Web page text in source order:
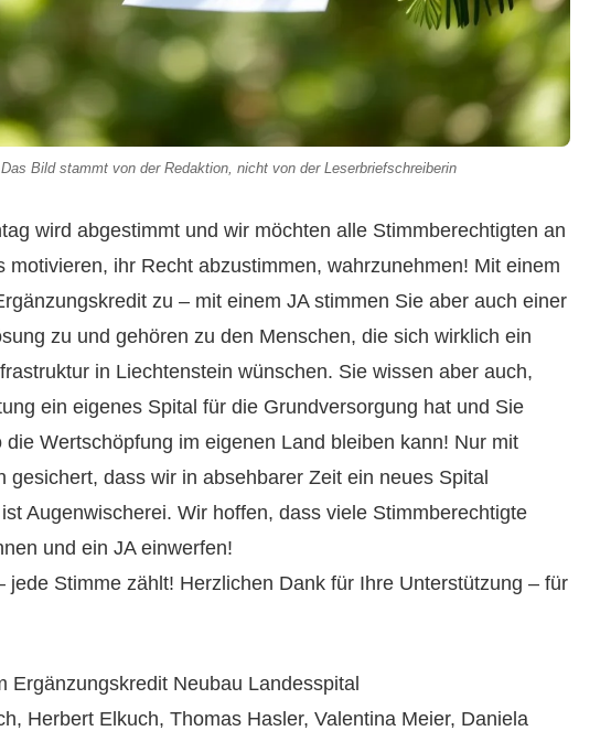
Bild stammt von der Redaktion, nicht von der Leserbriefschreiberin
wird abgestimmt und wir möchten alle Stimmberechtigten an
motivieren, ihr Recht abzustimmen, wahrzunehmen! Mit einem
zu – mit einem JA stimmen Sie aber auch einer
zu und gehören zu den Menschen, die sich wirklich ein
in Liechtenstein wünschen. Sie wissen aber auch,
ein eigenes Spital für die Grundversorgung hat und Sie
Wertschöpfung im eigenen Land bleiben kann! Nur mit
gesichert, dass wir in absehbarer Zeit ein neues Spital
Augenwischerei. Wir hoffen, dass viele Stimmberechtigte
und ein JA einwerfen!
jede Stimme zählt! Herzlichen Dank für Ihre Unterstützung – für
Ergänzungskredit Neubau Landesspital
Herbert Elkuch, Thomas Hasler, Valentina Meier, Daniela